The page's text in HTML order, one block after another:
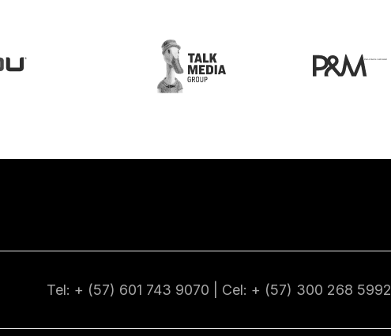
Tel: + (57) 601 743 9070 | Cel: + (57) 300 268 5992